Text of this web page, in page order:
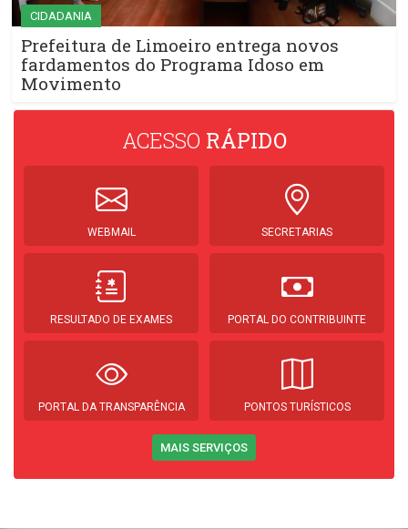
CIDADANIA
Prefeitura de Limoeiro entrega novos
fardamentos do Programa Idoso em
Movimento
ACESSO RÁPIDO
WEBMAIL SECRETARIAS
RESULTADO DE EXAMES PORTAL DO CONTRIBUINTE
PORTAL DA TRANSPARÊNCIA PONTOS TURÍSTICOS
MAIS SERVIÇOS